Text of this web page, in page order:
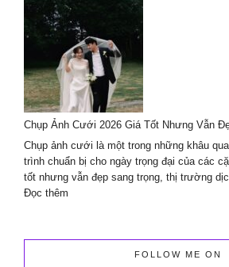
Chụp Ảnh Cưới 2026 Giá Tốt Nhưng Vẫn
Chụp ảnh cưới là một trong những khâu
trình chuẩn bị cho ngày trọng đại của các
tốt nhưng vẫn đẹp sang trọng, thị trường
Đọc thêm
Cưới
FOLLOW ME ON